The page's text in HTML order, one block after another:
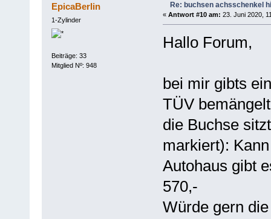
EpicaBerlin
1-Zylinder
Beiträge: 33
Mitglied Nº: 948
Re: buchsen achsschenkel
« Antwort #10 am: 23. Juni 2020,
Hallo Forum,
bei mir gibts
TÜV
die Buchse
markiert):
Autohaus gibt
570,-
Würde gern